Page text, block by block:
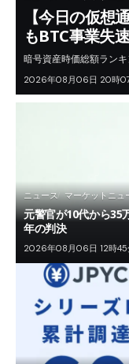
【今日の仮想
もBTC事業失
暗号資産時価総額ラン
2026年08月06日 20時
ニュース マーケットニュ
元警官が10代から35
年の判決
2026年08月06日 12時45